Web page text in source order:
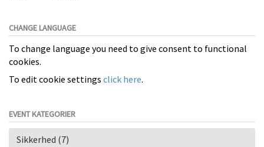
CHANGE LANGUAGE
To change language you need to give consent to functional
cookies.
To edit cookie settings click here.
EVENT KATEGORIER
Sikkerhed (7)